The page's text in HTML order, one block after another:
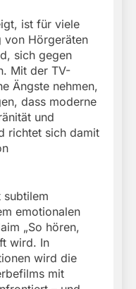
ist für viele
von Hörgeräten
sich gegen
Mit der TV-
Ängste nehmen,
dass moderne
und
richtet sich damit
subtilem
emotionalen
„So hören,
wird. In
wird die
mit